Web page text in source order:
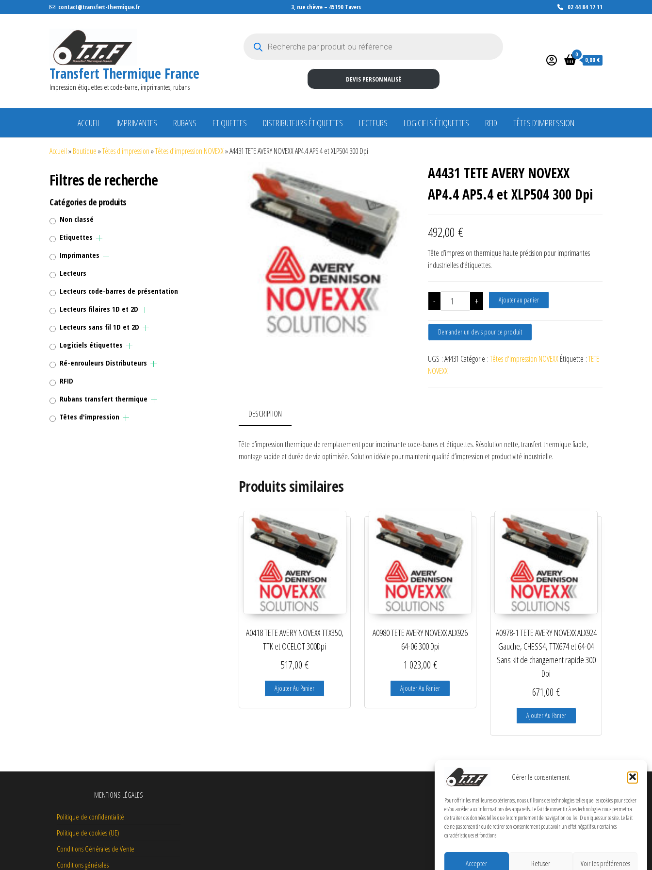
Gérer le consentement
Pour offrir les meilleures expériences, nous utilisons des technologies telles que les cookies pour stocker
et/ou accéder aux informations des appareils. Le fait de consentir à ces technologies nous permettra
de traiter des données telles que le comportement de navigation ou les ID uniques sur ce site. Le fait
de ne pas consentir ou de retirer son consentement peut avoir un effet négatif sur certaines
caractéristiques et fonctions.
Accepter Refuser Voir les préférences
contact@transfert-thermique.fr 3, rue chèvre – 45190 Tavers 02 44 84 17 11
Transfert Thermique France
Impression étiquettes et code-barre, imprimantes, rubans
DEVIS PERSONNALISÉ
0
0,00 €
ACCUEIL IMPRIMANTES RUBANS ETIQUETTES DISTRIBUTEURS ÉTIQUETTES LECTEURS LOGICIELS ÉTIQUETTES RFID TÊTES D’IMPRESSION
Accueil»Boutique»Têtes d'impression»Têtes d'impression NOVEXX»A4431 TETE AVERY NOVEXX AP4.4 AP5.4 et XLP504 300 Dpi
A4431 TETE AVERY NOVEXX
AP4.4 AP5.4 et XLP504 300 Dpi
492,00 €
Tête d’impression thermique haute précision pour imprimantes
industrielles d’étiquettes.
- quantité de A4431 TETE AVERY NOVEXX AP4.4 AP5.4 et XLP504 300
+ Ajouter au panier
Demander un devis pour ce produit
UGS :A4431 Catégorie :Têtes d'impression NOVEXXÉtiquette :TETE
NOVEXX
DESCRIPTION
Tête d’impression thermique de remplacement pour imprimante code‑barres et étiquettes. Résolution nette, transfert thermique fiable,
montage rapide et durée de vie optimisée. Solution idéale pour maintenir qualité d’impression et productivité industrielle.
Produits similaires
A0418 TETE AVERY NOVEXX TTX350,
TTK et OCELOT 300Dpi
517,00 €
Ajouter Au Panier
A0980 TETE AVERY NOVEXX ALX926
64-06 300 Dpi
1 023,00 €
Ajouter Au Panier
A0978-1 TETE AVERY NOVEXX ALX924
Gauche, CHESS4, TTX674 et 64-04
Sans kit de changement rapide 300
Dpi
671,00€
Ajouter Au Panier
Filtres de recherche
Catégories de produits
Non classé
Etiquettes
Imprimantes
Lecteurs
Lecteurs code-barres de présentation
Lecteurs filaires 1D et 2D
Lecteurs sans fil 1D et 2D
Logiciels étiquettes
Ré-enrouleurs Distributeurs
RFID
Rubans transfert thermique
Têtes d'impression
MENTIONS LÉGALES
Politique de confidentialité
Politique de cookies (UE)
Conditions Générales de Vente
Conditions générales